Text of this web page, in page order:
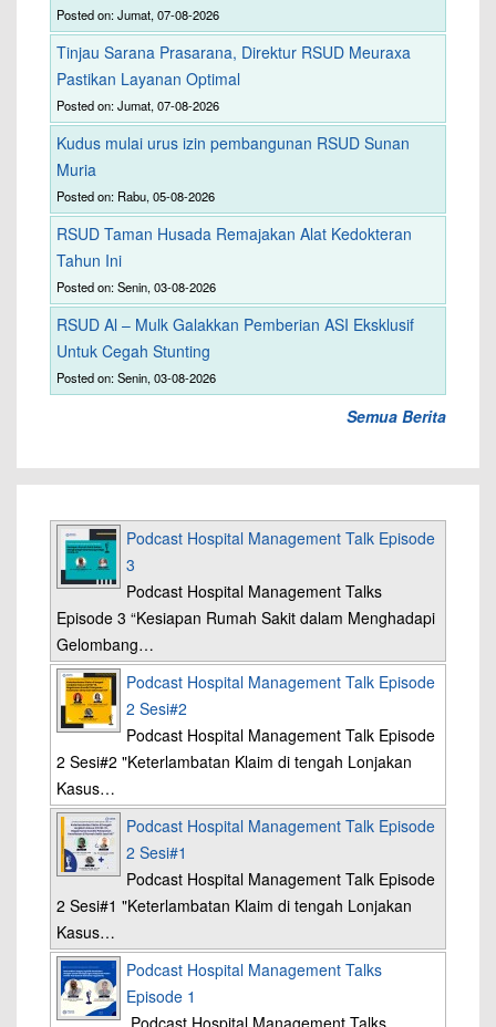
Posted on: Jumat, 07-08-2026
Tinjau Sarana Prasarana, Direktur RSUD Meuraxa
Pastikan Layanan Optimal
Posted on: Jumat, 07-08-2026
Kudus mulai urus izin pembangunan RSUD Sunan
Muria
Posted on: Rabu, 05-08-2026
RSUD Taman Husada Remajakan Alat Kedokteran
Tahun Ini
Posted on: Senin, 03-08-2026
RSUD Al – Mulk Galakkan Pemberian ASI Eksklusif
Untuk Cegah Stunting
Posted on: Senin, 03-08-2026
Semua Berita
Podcast Hospital Management Talk Episode
3
Podcast Hospital Management Talks
Episode 3 “Kesiapan Rumah Sakit dalam Menghadapi
Gelombang…
Podcast Hospital Management Talk Episode
2 Sesi#2
Podcast Hospital Management Talk Episode
2 Sesi#2 "Keterlambatan Klaim di tengah Lonjakan
Kasus…
Podcast Hospital Management Talk Episode
2 Sesi#1
Podcast Hospital Management Talk Episode
2 Sesi#1 "Keterlambatan Klaim di tengah Lonjakan
Kasus…
Podcast Hospital Management Talks
Episode 1
Podcast Hospital Management Talks